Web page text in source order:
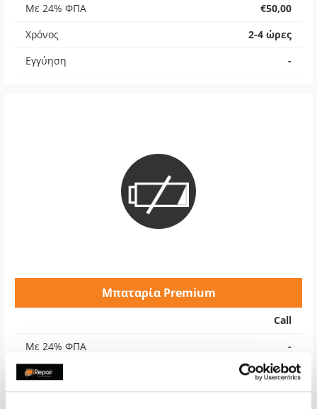
Με 24% ΦΠΑ
€50,00
Χρόνος
2-4 ώρες
Εγγύηση
-
Μπαταρία Premium
Call
Με 24% ΦΠΑ
-
Χρόνος
2-4 ώρες